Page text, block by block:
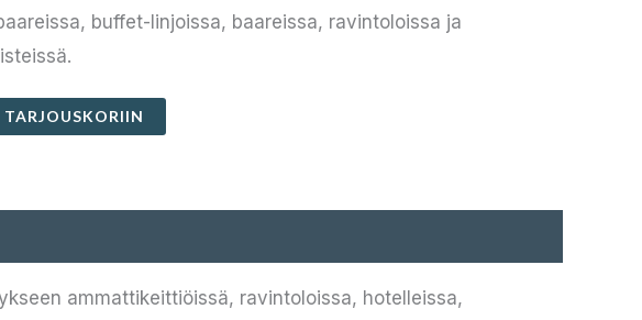
buffet-linjoissa, baareissa, ravintoloissa ja
TARJOUSKORIIN
ammattikeittiöissä, ravintoloissa, hotelleissa,